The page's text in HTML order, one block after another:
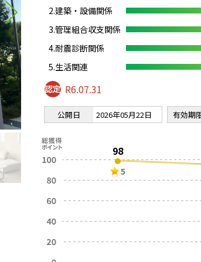
2.建築・設備関係
3.管理組合収支関係
4.耐震診断関係
5.生活関連
R6.07.31
公開日 2026年05月22日 有効期
98
5